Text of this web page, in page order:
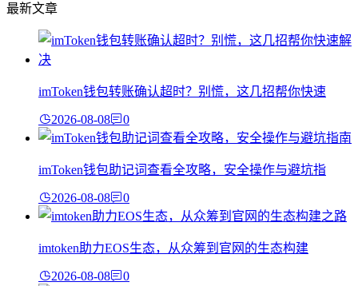
最新文章
imToken钱包转账确认超时？别慌，这几招帮你快速
2026-08-08 0
imToken钱包助记词查看全攻略，安全操作与避坑指
2026-08-08 0
imtoken助力EOS生态，从众筹到官网的生态构建
2026-08-08 0